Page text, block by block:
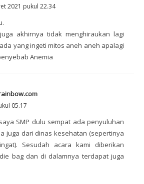
2021 pukul 22.34
akhirnya tidak menghiraukan lagi
yang ingeti mitos aneh aneh apalagi
Anemia
05.17
SMP dulu sempat ada penyuluhan
juga dari dinas kesehatan (sepertinya
Sesudah acara kami diberikan
bag dan di dalamnya terdapat juga